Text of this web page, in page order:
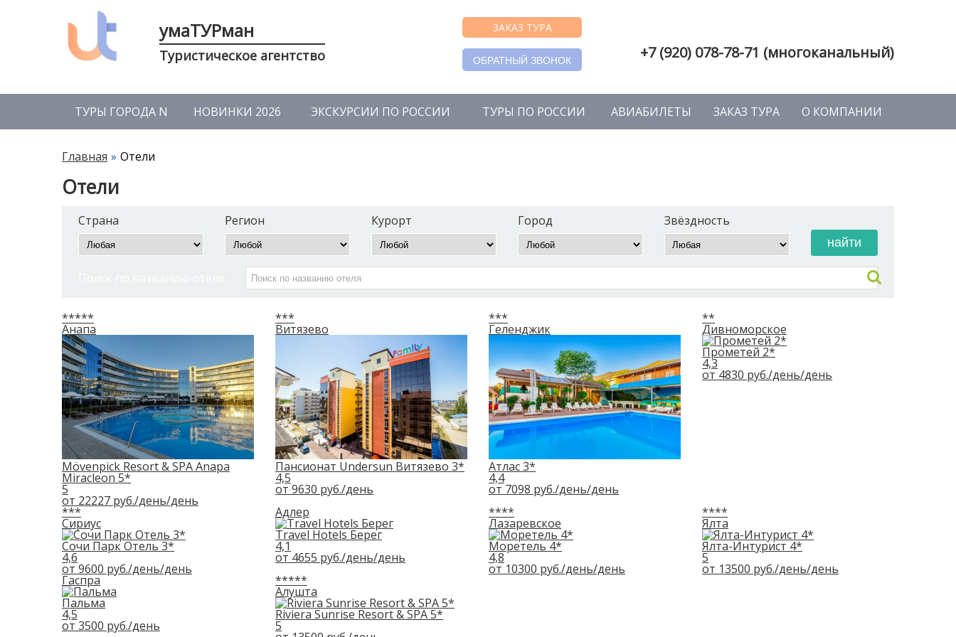
умаТУРман
Туристическое агентство
ЗАКАЗ ТУРА
ОБРАТНЫЙ ЗВОНОК +7 (920) 078-78-71 (многоканальный)
ТУРЫ ГОРОДА N НОВИНКИ 2026 ЭКСКУРСИИ ПО РОССИИ ТУРЫ ПО РОССИИ АВИАБИЛЕТЫ ЗАКАЗ ТУРА О КОМПАНИИ
Главная Отели
Отели
Страна Регион Курорт Город Звёздность
*****
Анапа
Mövenpick Resort & SPA Anapa
Miracleon 5*
5
от 22227 руб./день/день
***
Витязево
Пансионат Undersun Витязево 3*
4,5
от 9630 руб./день
***
Геленджик
Атлас 3*
4,4
от 7098 руб./день/день
**
Дивноморское
Прометей 2*
4,3
от 4830 руб./день/день
***
Сириус
Сочи Парк Отель 3*
4,6
от 9600 руб./день/день
Адлер
Travel Hotels Берег
4,1
от 4655 руб./день/день
****
Лазаревское
Моретель 4*
4,8
от 10300 руб./день/день
****
Ялта
Ялта-Интурист 4*
5
от 13500 руб./день/день
Гаспра
Пальма
4,5
от 3500 руб./день
*****
Алушта
Riviera Sunrise Resort & SPA 5*
5